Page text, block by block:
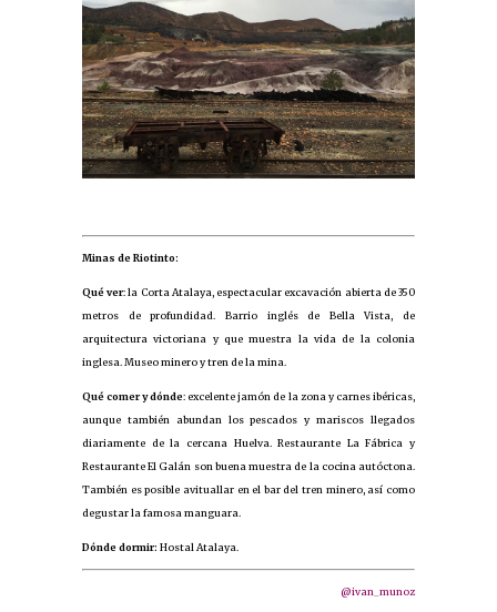
Minas de Riotinto:
Qué ver: la Corta Atalaya, espectacular excavación abierta de 350
metros de profundidad. Barrio inglés de Bella Vista, de
arquitectura victoriana y que muestra la vida de la colonia
inglesa. Museo minero y tren de la mina.
Qué comer y dónde: excelente jamón de la zona y carnes ibéricas,
aunque también abundan los pescados y mariscos llegados
diariamente de la cercana Huelva. Restaurante La Fábrica y
Restaurante El Galán son buena muestra de la cocina autóctona.
También es posible avituallar en el bar del tren minero, así como
degustar la famosa manguara.
Dónde dormir: Hostal Atalaya.
@ivan_munoz